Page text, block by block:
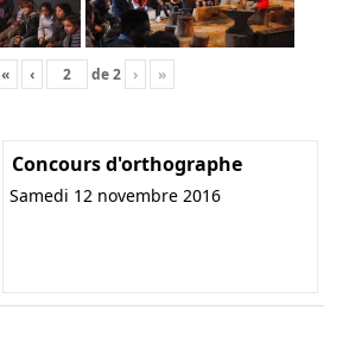
« ‹ de2 › »
Concours d'orthographe
Samedi 12 novembre 2016